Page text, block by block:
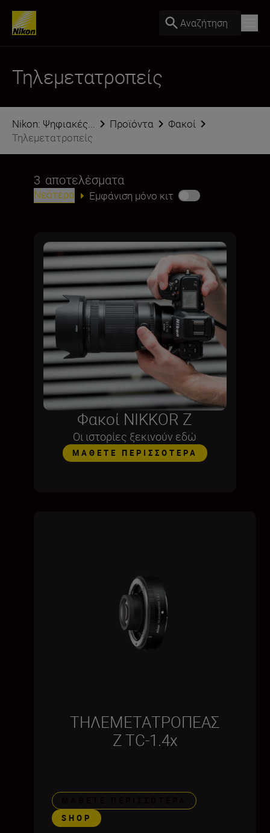
Αναζήτηση
Τηλεμετατροπείς
Nikon: Ψηφιακές... Προϊόντα
Φακοί
Τηλεμετατροπείς
3 αποτελέσματα
Νεότερα Εμφάνιση μόνο κιτ
Φακοί NIKKOR Z
Οι ιστορίες ξεκινούν εδώ
ΜΆΘΕΤΕ ΠΕΡΙΣΣΌΤΕΡΑ
ΤΗΛΕΜΕΤΑΤΡΟΠΕΑΣ
Z TC-1.4x
SHOP